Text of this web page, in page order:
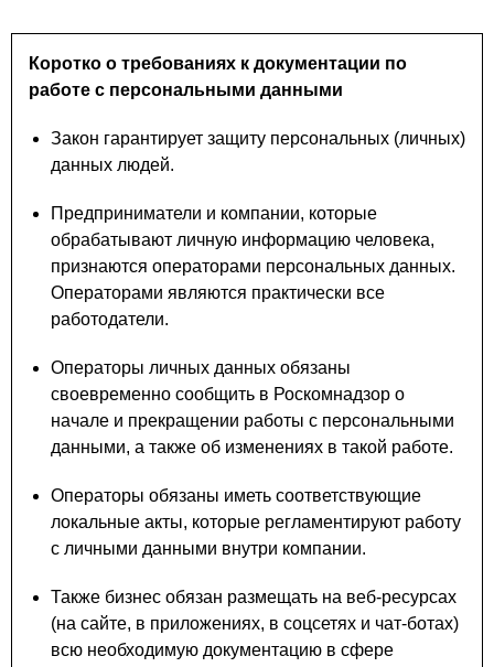
Коротко о требованиях к документации по
работе с персональными данными
Закон гарантирует защиту персональных (личных)
данных людей.
Предприниматели и компании, которые
обрабатывают личную информацию человека,
признаются операторами персональных данных.
Операторами являются практически все
работодатели.
Операторы личных данных обязаны
своевременно сообщить в Роскомнадзор о
начале и прекращении работы с персональными
данными, а также об изменениях в такой работе.
Операторы обязаны иметь соответствующие
локальные акты, которые регламентируют работу
с личными данными внутри компании.
Также бизнес обязан размещать на веб-ресурсах
(на сайте, в приложениях, в соцсетях и чат-ботах)
всю необходимую документацию в сфере